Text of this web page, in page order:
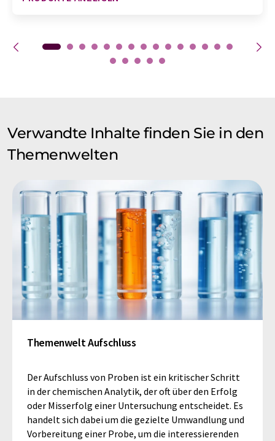
Verwandte Inhalte finden Sie in den
Themenwelten
Themenwelt Aufschluss
Der Aufschluss von Proben ist ein kritischer Schritt
in der chemischen Analytik, der oft über den Erfolg
oder Misserfolg einer Untersuchung entscheidet. Es
handelt sich dabei um die gezielte Umwandlung und
Vorbereitung einer Probe, um die interessierenden